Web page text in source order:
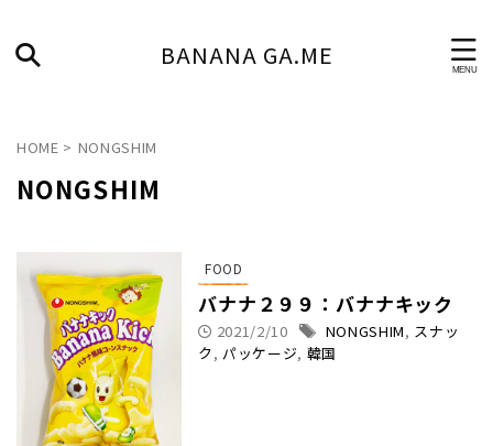
BANANA GA.ME
HOME > NONGSHIM
NONGSHIM
FOOD
バナナ２９９：バナナキック
2021/2/10 NONGSHIM, スナッ
ク, パッケージ, 韓国